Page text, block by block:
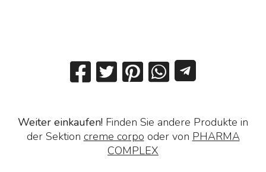
Weiter einkaufen! Finden Sie andere Produkte in
der Sektion creme corpo oder von PHARMA
COMPLEX